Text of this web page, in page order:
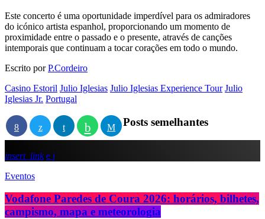
Este concerto é uma oportunidade imperdível para os admiradores
do icónico artista espanhol, proporcionando um momento de
proximidade entre o passado e o presente, através de canções
intemporais que continuam a tocar corações em todo o mundo.
Escrito porP.Cordeiro
Casino Estoril Julio Iglesias Julio Iglesias Experience Tour Julio
Iglesias Jr. Portugal
Posts semelhantes
insert_link
Eventos
Vodafone Paredes de Coura 2026: horários, bilhetes,
campismo, mapa e meteorologia